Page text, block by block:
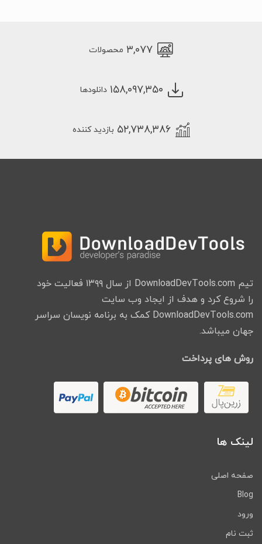
۳,۰۷۷ محصولات
۱۵۸,۰۹۷,۳۵۰ دانلودها
۵۲,۷۳۸,۳۸۶ بازدید کننده
تیم DownloadDevTools.com از سال ۱۳۹۹ فعالیت خود
را شروع کرد و هدف از ایجاد وب سایت
DownloadDevTools.com کمک به برنامه نویسان سراسر
جهان میباشد.
روش های پرداخت
لینک ها
صفحه اصلی
Blog
ورود
ثبت نام